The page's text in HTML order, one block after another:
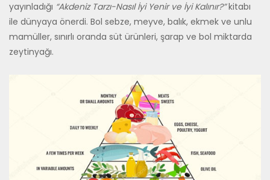
yayınladığı “Akdeniz Tarzı-Nasıl İyi Yenir ve İyi Kalınır?”kitabı
ile dünyaya önerdi. Bol sebze, meyve, balık, ekmek ve unlu
mamüller, sınırlı oranda süt ürünleri, şarap ve bol miktarda
zeytinyağı.